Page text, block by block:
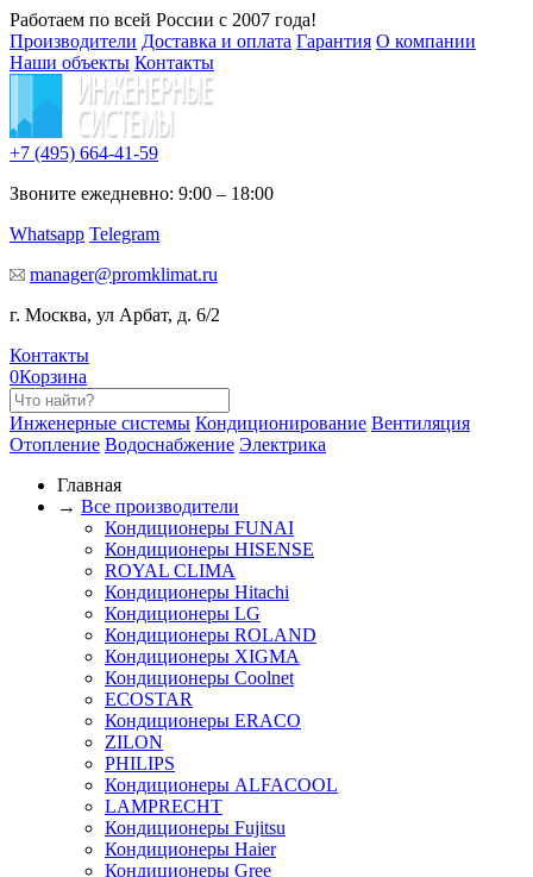
Работаем по всей России с 2007 года!
Производители Доставка и оплата Гарантия О компании
Наши объекты Контакты
+7 (495) 664-41-59
Звоните ежедневно: 9:00 – 18:00
Whatsapp Telegram
manager@promklimat.ru
г. Москва, ул Арбат, д. 6/2
Контакты
0Корзина
Инженерные системы Кондиционирование Вентиляция
Отопление Водоснабжение Электрика
Главная
→ Все производители
Кондиционеры FUNAI
Кондиционеры HISENSE
ROYAL CLIMA
Кондиционеры Hitachi
Кондиционеры LG
Кондиционеры ROLAND
Кондиционеры XIGMA
Кондиционеры Coolnet
ECOSTAR
Кондиционеры ERACO
ZILON
PHILIPS
Кондиционеры ALFACOOL
LAMPRECHT
Кондиционеры Fujitsu
Кондиционеры Haier
Кондиционеры Gree